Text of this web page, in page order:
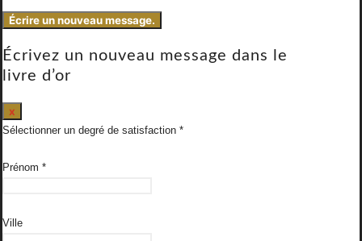
Écrivez un nouveau message dans le
livre d’or
x
ce
formulaire.
Sélectionner un degré de satisfaction
Prénom *
Ville